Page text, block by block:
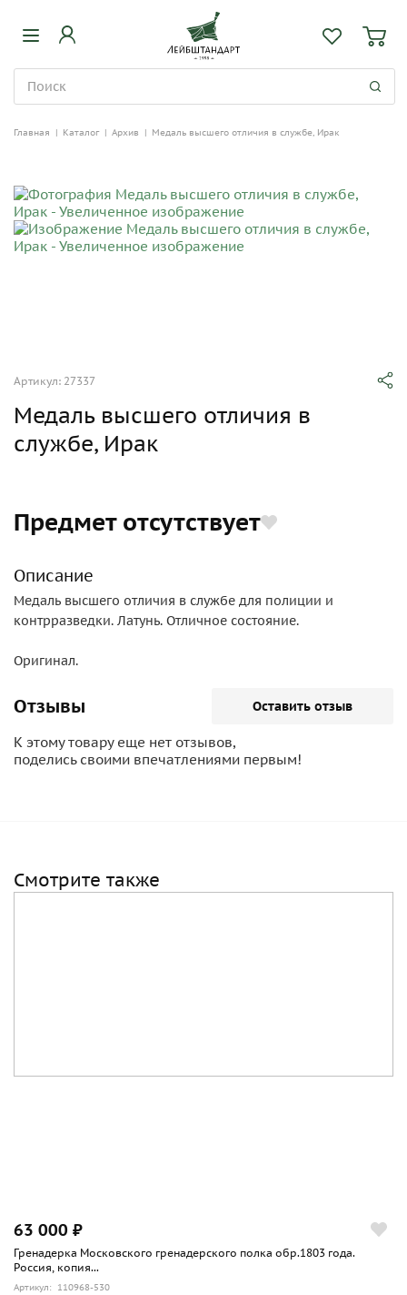
Главная | Каталог | Архив | Медаль высшего отличия в службе, Ирак
Артикул: 27337
Медаль высшего отличия в
службе, Ирак
Предмет отсутствует
Описание
Медаль высшего отличия в службе для полиции и
контрразведки. Латунь. Отличное состояние.
Оригинал.
Отзывы Оставить отзыв
К этому товару еще нет отзывов,
поделись своими впечатлениями первым!
Смотрите также
63 000 ₽
Гренадерка Московского гренадерского полка обр.1803 года.
Россия, копия...
Артикул: 110968-530